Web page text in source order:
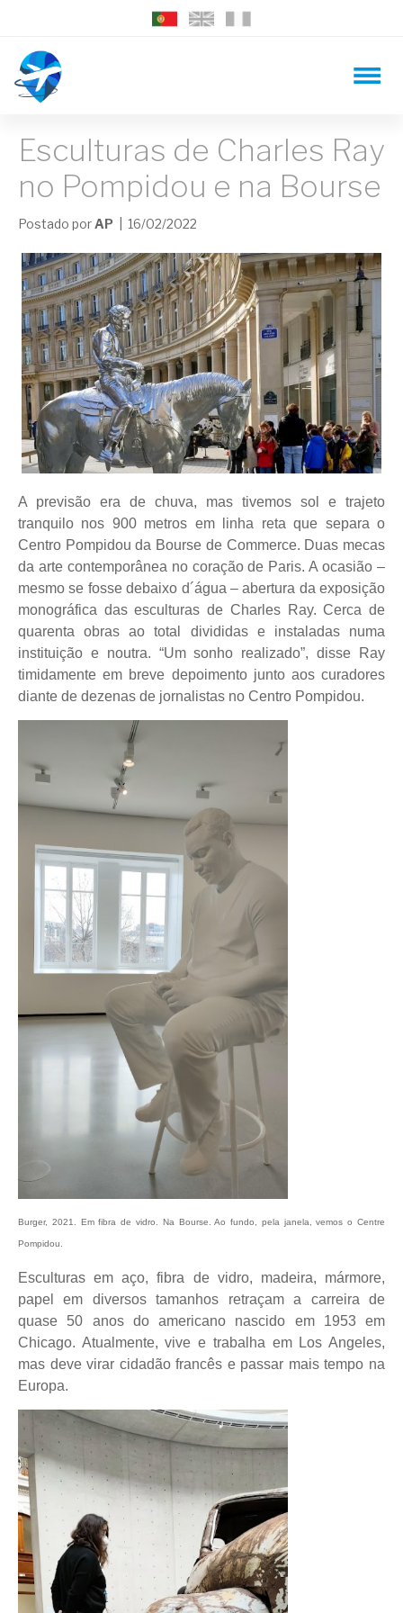
Esculturas de Charles Ray
no Pompidou e na Bourse
Postado por AP | 16/02/2022
A previsão era de chuva, mas tivemos sol e trajeto
tranquilo nos 900 metros em linha reta que separa o
Centro Pompidou da Bourse de Commerce. Duas mecas
da arte contemporânea no coração de Paris. A ocasião –
mesmo se fosse debaixo d´água – abertura da exposição
monográfica das esculturas de Charles Ray. Cerca de
quarenta obras ao total divididas e instaladas numa
instituição e noutra. “Um sonho realizado”, disse Ray
timidamente em breve depoimento junto aos curadores
diante de dezenas de jornalistas no Centro Pompidou.
Burger, 2021. Em fibra de vidro. Na Bourse. Ao fundo, pela janela, vemos o Centre
Pompidou.
Esculturas em aço, fibra de vidro, madeira, mármore,
papel em diversos tamanhos retraçam a carreira de
quase 50 anos do americano nascido em 1953 em
Chicago. Atualmente, vive e trabalha em Los Angeles,
mas deve virar cidadão francês e passar mais tempo na
Europa.